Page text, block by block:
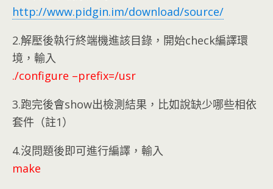
http://www.pidgin.im/download/source/
2.解壓後執行終端機進該目錄，開始check編譯環
境，輸入
./configure –prefix=/usr
3.跑完後會show出檢測結果，比如說缺少哪些相依
套件（註1）
4.沒問題後即可進行編譯，輸入
make